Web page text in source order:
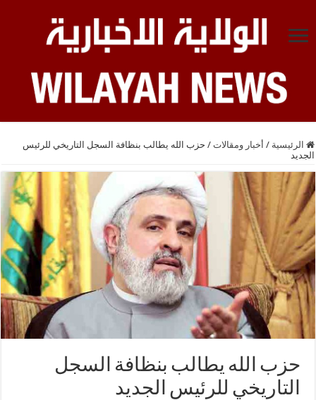
الرئيسية / أخبار ومقالات / حزب الله يطالب بنظافة السجل التاريخي للرئيس
الجديد
حزب الله يطالب بنظافة السجل
التاريخي للرئيس الجديد